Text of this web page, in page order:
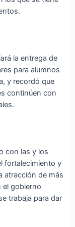
la entrega de
para alumnos
y recordó que
continúen con
con las y los
fortalecimiento y
atracción de más
el gobierno
trabaja para dar